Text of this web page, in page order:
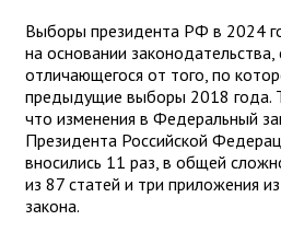
Выборы президента РФ в 2024
на основании
отличающегося от того, по
предыдущие выборы 2018 года.
что изменения в Федеральный
Президента Российской
вносились 11 раз, в общей
из 87 статей и три приложения
закона.